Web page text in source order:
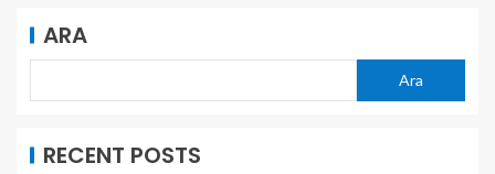
ARA
Ara
RECENT POSTS